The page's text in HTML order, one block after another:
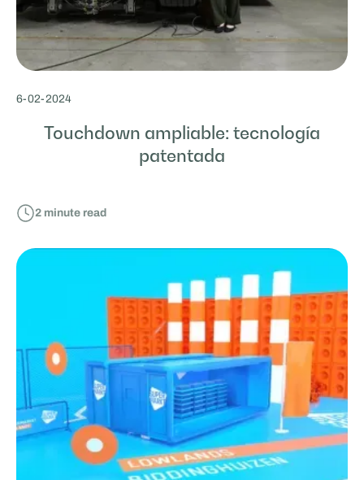
6-02-2024
Touchdown ampliable: tecnología
patentada
2 minute read